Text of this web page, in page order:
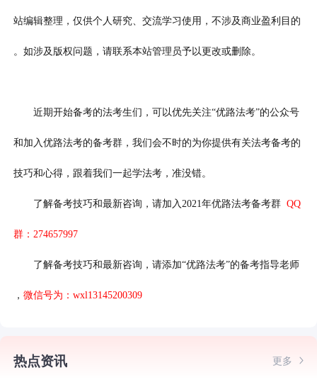
站编辑整理，仅供个人研究、交流学习使用，不涉及商业盈利目的
。如涉及版权问题，请联系本站管理员予以更改或删除。
近期开始备考的法考生们，可以优先关注“优路法考”的公众号
和加入优路法考的备考群，我们会不时的为你提供有关法考备考的
技巧和心得，跟着我们一起学法考，准没错。
了解备考技巧和最新咨询，请加入2021年优路法考备考群 QQ
群：274657997
了解备考技巧和最新咨询，请添加“优路法考”的备考指导老师
，微信号为：wxl13145200309
热点资讯 更多